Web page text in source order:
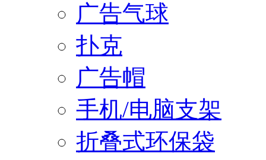
广告气球
扑克
广告帽
手机/电脑支架
折叠式环保袋